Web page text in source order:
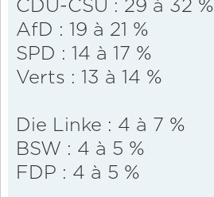
CDU-CSU : 29 à 32 %
AfD : 19 à 21 %
SPD : 14 à 17 %
Verts : 13 à 14 %
Die Linke : 4 à 7 %
BSW : 4 à 5 %
FDP : 4 à 5 %